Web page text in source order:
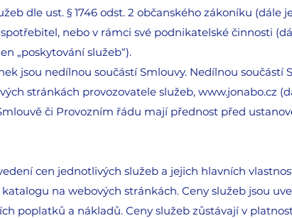
dle ust. § 1746 odst. 2 občanského zákoníku (dále
nebo v rámci své podnikatelské činnosti
„poskytování služeb“).
jsou nedílnou součástí Smlouvy. Nedílnou součástí
stránkách provozovatele služeb, www.jonabo.cz
či Provozním řádu mají přednost před
cen jednotlivých služeb a jejich hlavních
katalogu na webových stránkách. Ceny služeb jsou
poplatků a nákladů. Ceny služeb zůstávají v